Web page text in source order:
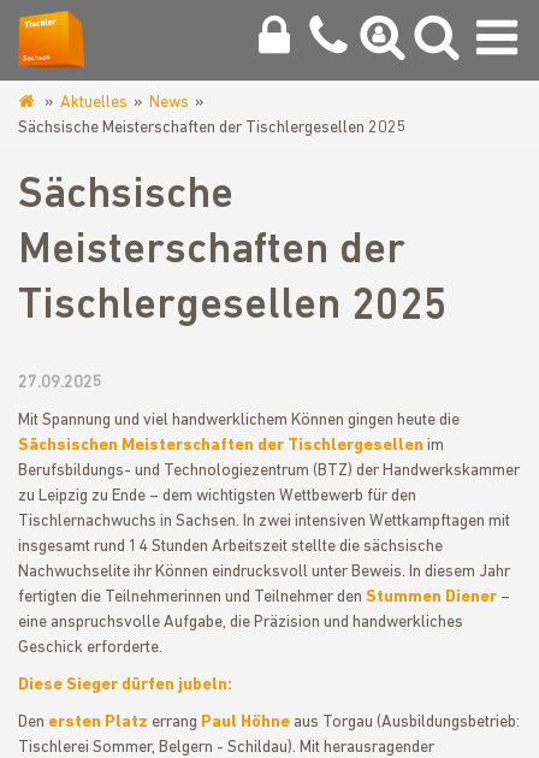
www.tischler-
Aktuelles
News
Sächsische Meisterschaften der Tischlergesellen 2025
Sächsische
Meisterschaften der
Tischlergesellen 2025
27.09.2025
Mit Spannung und viel handwerklichem Können gingen heute die
Sächsischen Meisterschaften der Tischlergesellen im
Berufsbildungs- und Technologiezentrum (BTZ) der Handwerkskammer
zu Leipzig zu Ende – dem wichtigsten Wettbewerb für den
Tischlernachwuchs in Sachsen. In zwei intensiven Wettkampftagen mit
insgesamt rund 14 Stunden Arbeitszeit stellte die sächsische
Nachwuchselite ihr Können eindrucksvoll unter Beweis. In diesem Jahr
fertigten die Teilnehmerinnen und Teilnehmer den Stummen Diener –
eine anspruchsvolle Aufgabe, die Präzision und handwerkliches
Geschick erforderte.
Diese Sieger dürfen jubeln:
Den ersten Platz errang Paul Höhne aus Torgau (Ausbildungsbetrieb:
Tischlerei Sommer, Belgern - Schildau). Mit herausragender